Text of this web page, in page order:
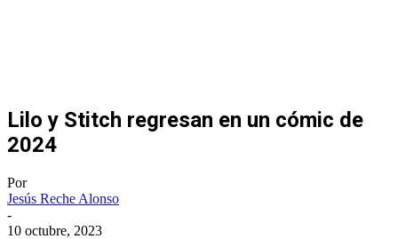
Lilo y Stitch regresan en un cómic de
2024
Por
Jesús Reche Alonso
-
10 octubre, 2023